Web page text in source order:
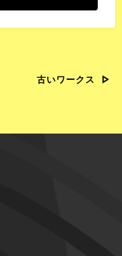
古いワークス